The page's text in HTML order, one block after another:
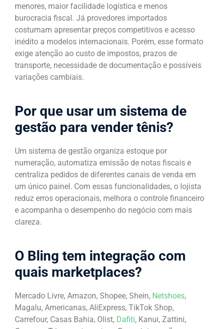
menores, maior facilidade logística e menos
burocracia fiscal. Já provedores importados
costumam apresentar preços competitivos e acesso
inédito a modelos internacionais. Porém, esse formato
exige atenção ao custo de impostos, prazos de
transporte, necessidade de documentação e possíveis
variações cambiais.
Por que usar um sistema de
gestão para vender tênis?
Um sistema de gestão organiza estoque por
numeração, automatiza emissão de notas fiscais e
centraliza pedidos de diferentes canais de venda em
um único painel. Com essas funcionalidades, o lojista
reduz erros operacionais, melhora o controle financeiro
e acompanha o desempenho do negócio com mais
clareza.
O Bling tem integração com
quais marketplaces?
Mercado Livre, Amazon, Shopee, Shein, Netshoes,
Magalu, Americanas, AliExpress, TikTok Shop,
Carrefour, Casas Bahia, Olist, Dafiti, Kanui, Zattini,